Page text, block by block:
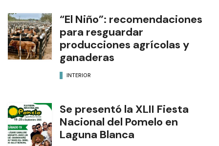
“El Niño”: recomendaciones
para resguardar
producciones agrícolas y
ganaderas
INTERIOR
Se presentó la XLII Fiesta
Nacional del Pomelo en
Laguna Blanca